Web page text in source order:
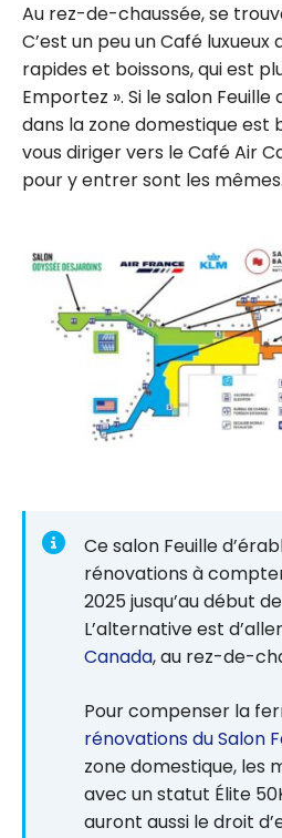
Au rez-de-chaussée, se
C’est un peu un Café
rapides et boissons, qui est
Emportez ». Si le salon
dans la zone domestique est
vous diriger vers le Café Air
pour y entrer sont les mêmes.
Ce salon Feuille
rénovations à
2025 jusqu’au début
L’alternative est
Canada, au rez-de-
Pour compenser la
rénovations du Salon
zone domestique, les
avec un statut Élite
auront aussi le droit